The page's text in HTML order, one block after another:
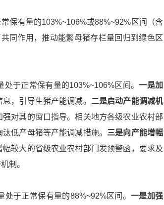
保有量的103%~106%或88%~92%区间（含
同作用，推动能繁母猪存栏量回归到绿色区
处于正常保有量的103%~106%区间。一是加
，引导生猪产能调减。 二是启动产能调减机
对其的窗口指导。相关地方各级农业农村部
低产母猪等产能调减措施。 三是向产能增幅
较大的省级农业农村部门发预警函，要求及
制。
处于正常保有量的88%~92%区间。 一是加强